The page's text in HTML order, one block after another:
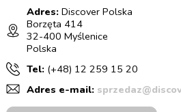
Adres:Discover Polska
Borzęta 414
32-400 Myślenice
Polska
Tel: (+48) 12 259 15 20
Adres e-mail: